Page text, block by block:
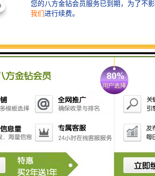
郑州鑫纵
用途 市政道路建筑工地施工隔离
规格 组装式
表面处理 喷塑 烤漆
长度 可定制（cm）
适用范围 市政道路园林场地 工程 工地 施
高度 200（cm）
年限 10年